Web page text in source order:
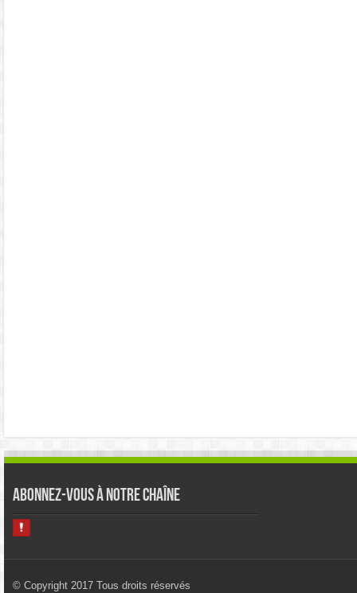
Abonnez-vous à notre chaîne
© Copyright 2017 Tous droits réservés